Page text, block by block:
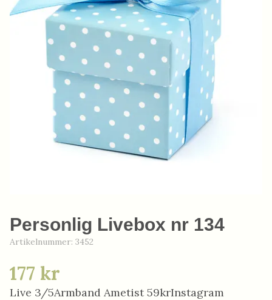
Personlig Livebox nr 134
Artikelnummer: 3452
177 kr
Live 3/5Armband Ametist 59krInstagram